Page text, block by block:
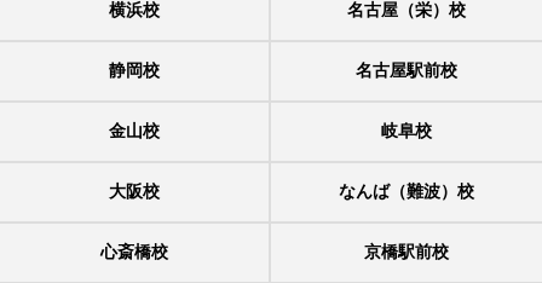
横浜校 名古屋（栄）校
静岡校 名古屋駅前校
金山校 岐阜校
大阪校 なんば（難波）校
心斎橋校 京橋駅前校